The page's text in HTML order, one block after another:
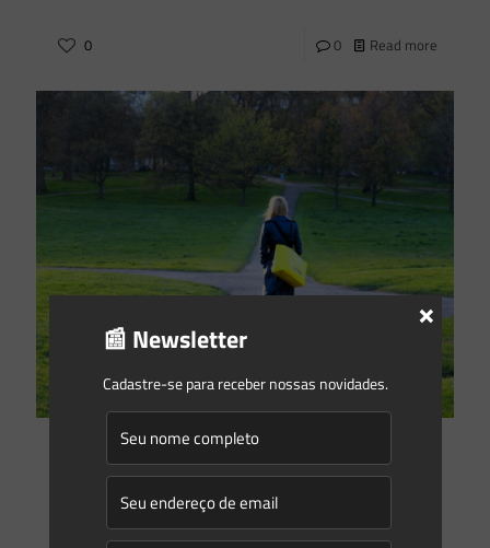
0 0 Read more
Gleyse Gulin on
11/07/2023
Qual é o órgão ambiental competente para licenciar meu
empreendimento?
Essa é certamente uma das primeiras dúvidas quando se
📰 Newsletter
Cadastre-se para receber nossas novidades.
×